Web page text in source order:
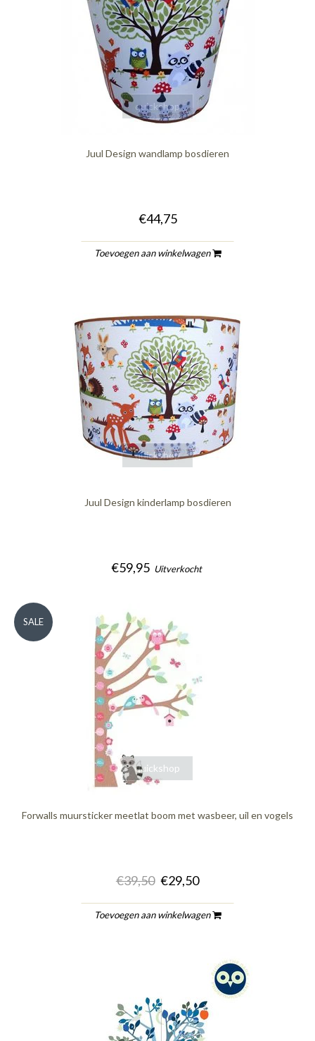
quickshop
Juul Design wandlamp bosdieren
€44,75
Toevoegen aan winkelwagen
quickshop
Juul Design kinderlamp bosdieren
€59,95 Uitverkocht
quickshop
SALE
Forwalls muursticker meetlat boom met wasbeer, uil en vogels
€39,50 €29,50
Toevoegen aan winkelwagen